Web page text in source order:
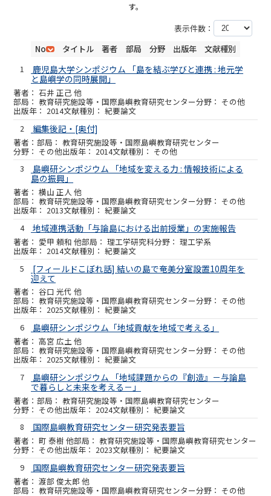
す。
表示件数：
No
タイトル 著者 部局 分野 出版年
文献種別
1
鹿児島大学シンポジウム 「島を結ぶ学びと連携 : 地元学
と島嶼学の同時展開」
石井 正己 他
教育研究施設等・国際島嶼教育研究センター その他
2014
紀要論文
2
編集後記・[奥付]
教育研究施設等・国際島嶼教育研究センター
その他 2014
その他
3
島嶼研シンポジウム 「地域を変える力 : 情報技術による
島の振興」
横山 正人 他
教育研究施設等・国際島嶼教育研究センター その他
2013
紀要論文
4
地域連携活動「与論島における出前授業」の実施報告
愛甲 頼和 他 理工学研究科 理工学系
2014
紀要論文
5
[フィールドこぼれ話] 結いの島で奄美分室設置10周年を
迎えて
谷口 光代 他
教育研究施設等・国際島嶼教育研究センター その他
2025
紀要論文
6
島嶼研シンポジウム「地域貢献を地域で考える」
高宮 広土 他
教育研究施設等・国際島嶼教育研究センター その他
2025
紀要論文
7
島嶼研シンポジウム 「地域課題からの『創造』－与論島
で暮らしと未来を考える－」
教育研究施設等・国際島嶼教育研究センター
その他 2024
紀要論文
8
国際島嶼教育研究センター研究発表要旨
町 泰樹 他 教育研究施設等・国際島嶼教育研究センター
その他 2023
紀要論文
9
国際島嶼教育研究センター研究発表要旨
渡部 俊太郎 他
教育研究施設等・国際島嶼教育研究センター その他